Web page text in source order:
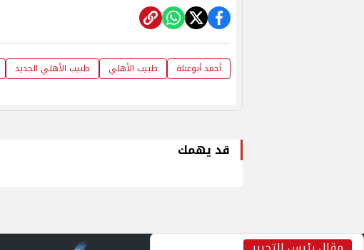
أحمد أبوعبلة طبيب الأهلي طبيب الأهلي الجديد
قد يهمك